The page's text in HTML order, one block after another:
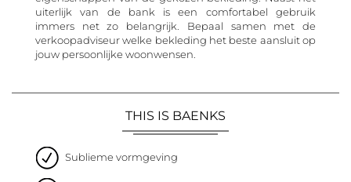
uiterlijk van de bank is een comfortabel gebruik
immers net zo belangrijk. Bepaal samen met de
verkoopadviseur welke bekleding het beste aansluit op
jouw persoonlijke woonwensen.
THIS IS BAENKS
Sublieme vormgeving